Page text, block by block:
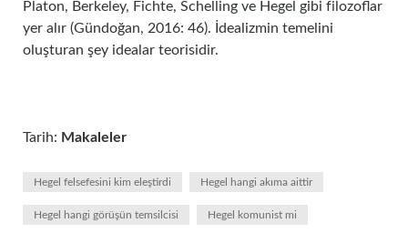
Platon, Berkeley, Fichte, Schelling ve Hegel gibi filozoflar
yer alır (Gündoğan, 2016: 46). İdealizmin temelini
oluşturan şey idealar teorisidir.
Tarih: Makaleler
Hegel felsefesini kim eleştirdi Hegel hangi akıma aittir
Hegel hangi görüşün temsilcisi Hegel komunist mi